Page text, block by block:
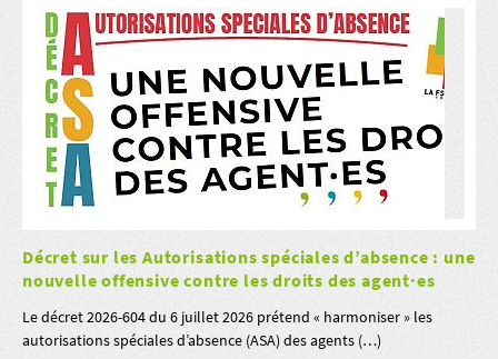
Décret sur les Autorisations spéciales d’absence : une
nouvelle offensive contre les droits des agent·es
Le décret 2026-604 du 6 juillet 2026 prétend « harmoniser » les
autorisations spéciales d’absence (ASA) des agents (…)